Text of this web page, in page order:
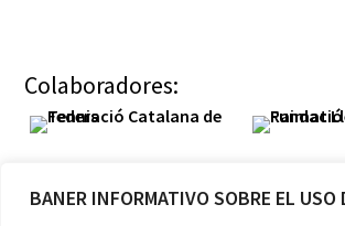
BANER INFORMATIVO SOBRE EL USO
Colaboradores: